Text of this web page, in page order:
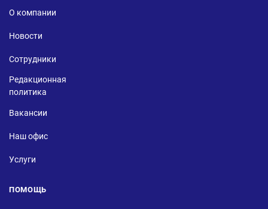
О компании
Новости
Сотрудники
Редакционная
политика
Вакансии
Наш офис
Услуги
ПОМОЩЬ